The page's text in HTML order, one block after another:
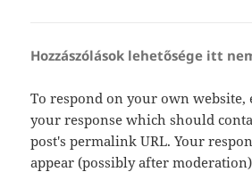
Hozzászólások lehetősége itt
To respond on your own website,
your response which should
post's permalink URL. Your
appear (possibly after